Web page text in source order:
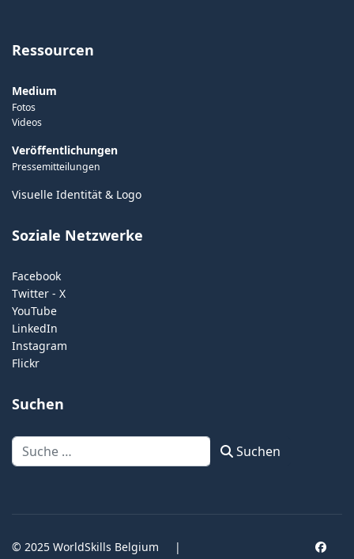
Ressourcen
Medium
Fotos
Videos
Veröffentlichungen
Pressemitteilungen
Visuelle Identität & Logo
Soziale Netzwerke
Facebook
Twitter - X
YouTube
LinkedIn
Instagram
Flickr
Suchen
Suchen Suchen
© 2025 WorldSkills Belgium
|